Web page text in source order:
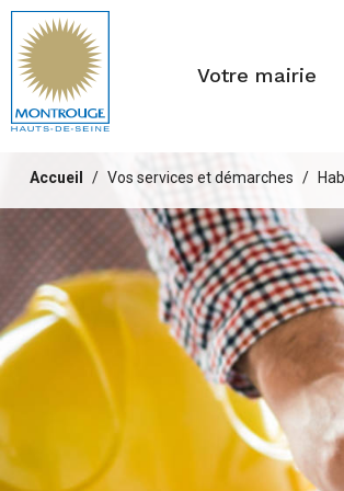
Fenêtre
de
chat
Votre mairie
Vous
Accueil Vos services et démarches